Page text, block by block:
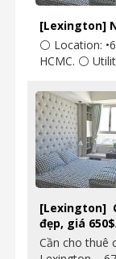
[Lexington]
⚪ Location:
HCMC. ⚪
[Lexington]
đẹp, giá
Cần cho thuê